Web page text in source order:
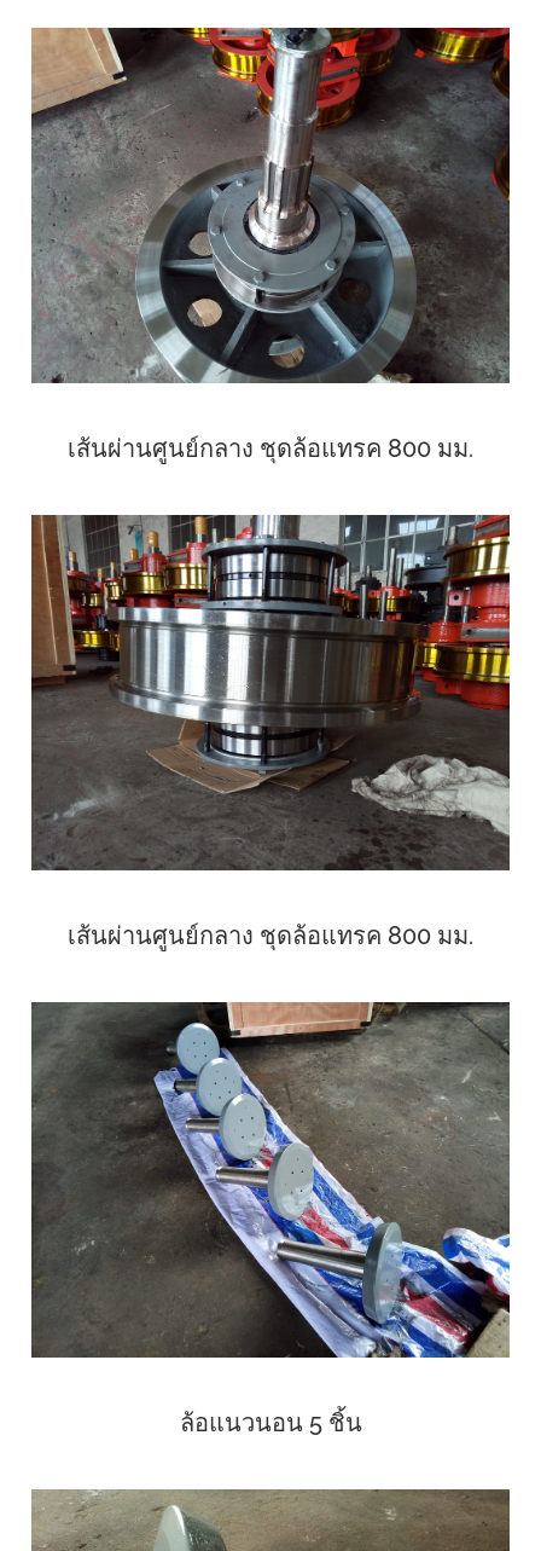
เส้นผ่านศูนย์กลาง ชุดล้อแทรค 800 มม.
เส้นผ่านศูนย์กลาง ชุดล้อแทรค 800 มม.
ล้อแนวนอน 5 ชิ้น